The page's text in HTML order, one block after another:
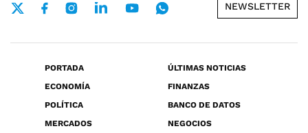
NEWSLETTER
PORTADA
ÚLTIMAS NOTICIAS
ECONOMÍA
FINANZAS
POLÍTICA
BANCO DE DATOS
MERCADOS
NEGOCIOS